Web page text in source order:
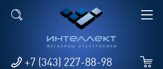
+7 (343) 227-88-98